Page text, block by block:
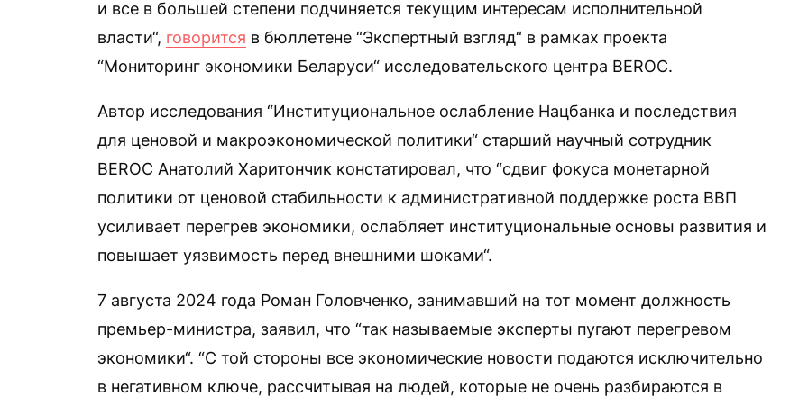
и все в большей степени подчиняется текущим интересам исполнительной
власти“, говорится в бюллетене “Экспертный взгляд“ в рамках проекта
“Мониторинг экономики Беларуси“ исследовательского центра BEROC.
Автор исследования “Институциональное ослабление Нацбанка и последствия
для ценовой и макроэкономической политики“ старший научный сотрудник
BEROC Анатолий Харитончик констатировал, что “сдвиг фокуса монетарной
политики от ценовой стабильности к административной поддержке роста ВВП
усиливает перегрев экономики, ослабляет институциональные основы развития и
повышает уязвимость перед внешними шоками“.
7 августа 2024 года Роман Головченко, занимавший на тот момент должность
премьер-министра, заявил, что “так называемые эксперты пугают перегревом
экономики“. “С той стороны все экономические новости подаются исключительно
в негативном ключе, рассчитывая на людей, которые не очень разбираются в